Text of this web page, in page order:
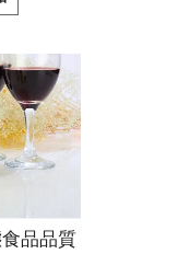
品品質